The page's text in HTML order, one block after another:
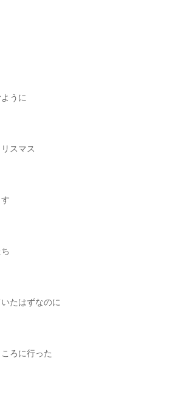
うに
スマス
たはずなのに
ろに行った